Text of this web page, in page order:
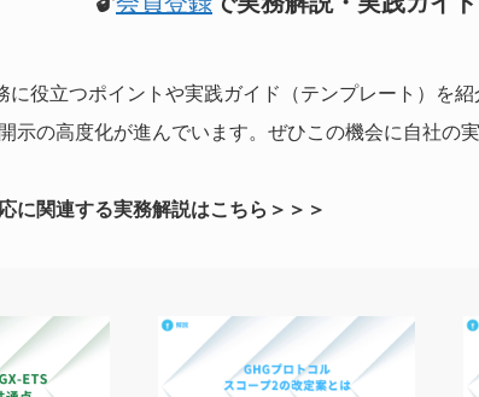
に役立つポイントや実践ガイド（テンプレート）を
示の高度化が進んでいます。ぜひこの機会に自社の
に関連する実務解説はこちら＞＞＞